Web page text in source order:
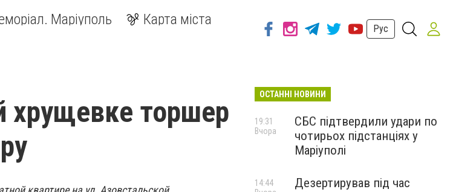
Маріуполь Карта міста
Рус
хрущевке торшер
ОСТАННІ НОВИНИ
СБС підтвердили удари по
чотирьох підстанціях у
Маріуполі
19:31
Вчора
Дезертирував під час
14:44